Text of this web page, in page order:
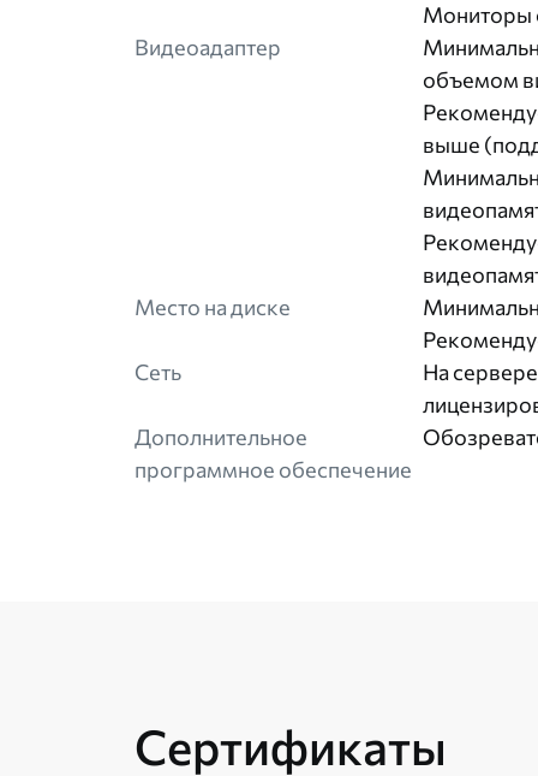
Мониторы
Видеоадаптер
объемом
выше
Место на диске
Сеть
На
Дополнительное
программное обеспечение
Сертификаты